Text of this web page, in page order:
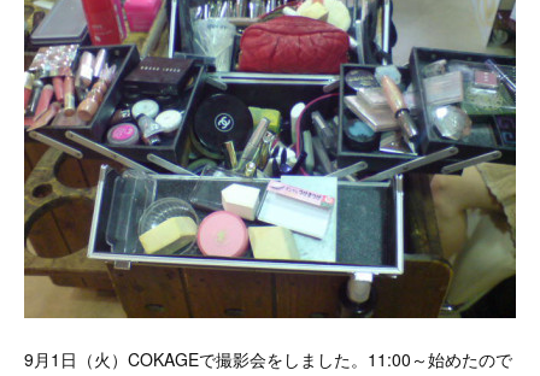
9月1日（火）COKAGEで撮影会をしました。11:00～始めたので